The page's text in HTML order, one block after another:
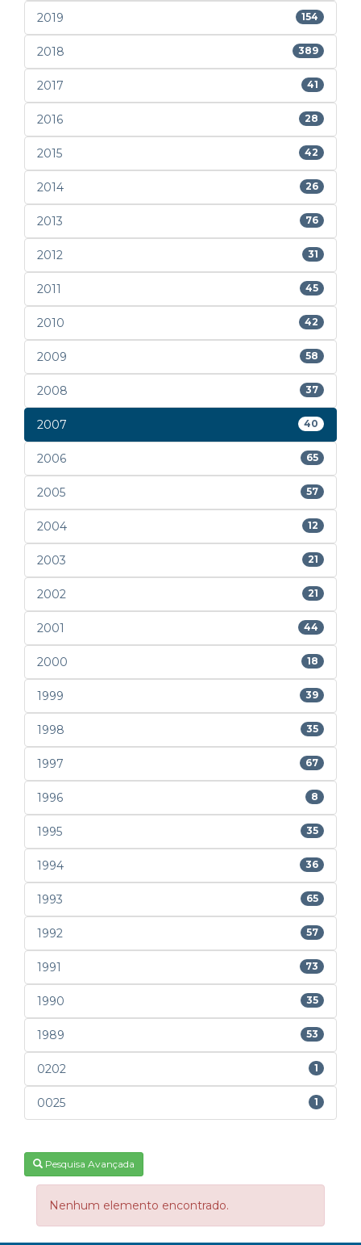
2019 154
2018 389
2017 41
2016 28
2015 42
2014 26
2013 76
2012 31
2011 45
2010 42
2009 58
2008 37
2007 40
2006 65
2005 57
2004 12
2003 21
2002 21
2001 44
2000 18
1999 39
1998 35
1997 67
1996 8
1995 35
1994 36
1993 65
1992 57
1991 73
1990 35
1989 53
0202 1
0025 1
Pesquisa Avançada
Nenhum elemento encontrado.